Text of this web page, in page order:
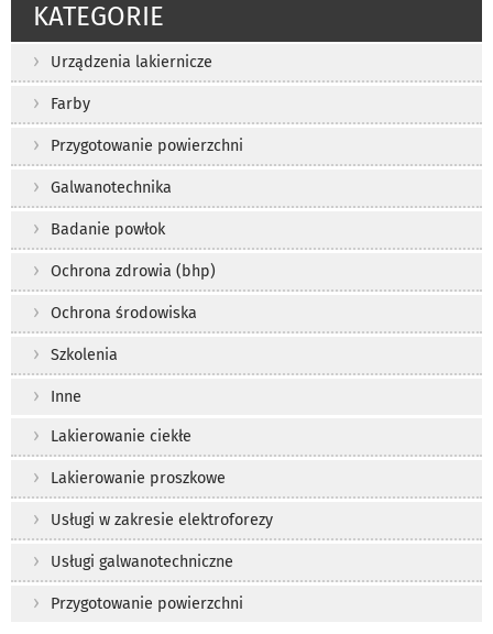
KATEGORIE
Urządzenia lakiernicze
Farby
Przygotowanie powierzchni
Galwanotechnika
Badanie powłok
Ochrona zdrowia (bhp)
Ochrona środowiska
Szkolenia
Inne
Lakierowanie ciekłe
Lakierowanie proszkowe
Usługi w zakresie elektroforezy
Usługi galwanotechniczne
Przygotowanie powierzchni